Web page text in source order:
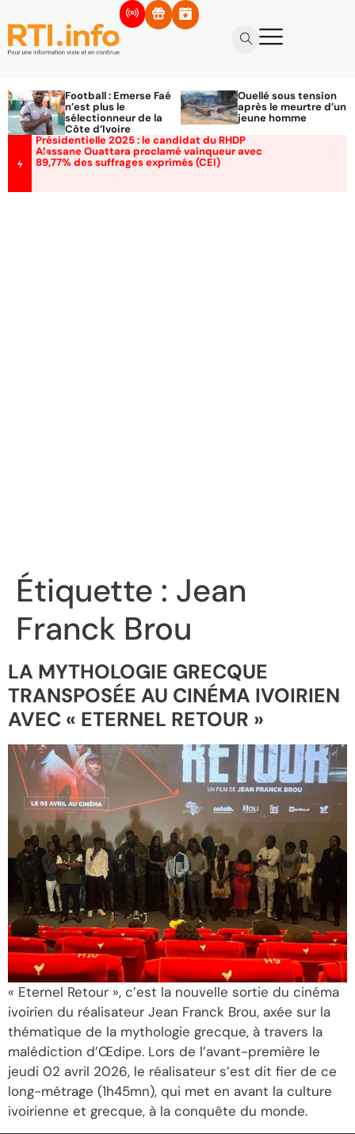
Football : Emerse Faé
n’est plus le
sélectionneur de la
Côte d’Ivoire
Ouellé sous tension
après le meurtre d’un
jeune homme
Présidentielle 2025 : le candidat du RHDP
Alassane Ouattara proclamé vainqueur avec
89,77% des suffrages exprimés (CEI)
Étiquette : Jean
Franck Brou
LA MYTHOLOGIE GRECQUE
TRANSPOSÉE AU CINÉMA IVOIRIEN
AVEC « ETERNEL RETOUR »
« Eternel Retour », c’est la nouvelle sortie du cinéma
ivoirien du réalisateur Jean Franck Brou, axée sur la
thématique de la mythologie grecque, à travers la
malédiction d’Œdipe. Lors de l’avant-première le
jeudi 02 avril 2026, le réalisateur s’est dit fier de ce
long-métrage (1h45mn), qui met en avant la culture
ivoirienne et grecque, à la conquête du monde.